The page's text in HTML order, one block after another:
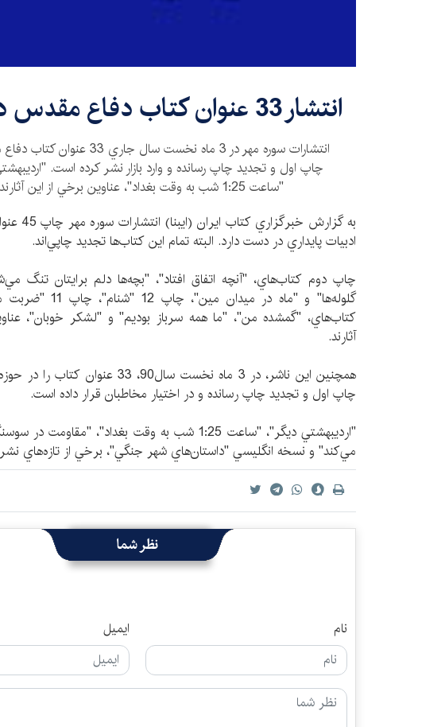
انتشار 33 عنوان كتاب دفاع مقدس در 3 ماه
انتشارات سوره مهر در 3 ماه نخست سال
چاپ اول و تجديد چاپ رسانده و وارد بازار نشر كرده است.
"ساعت 1:25 شب به وقت بغداد"، عناوين برخي از اين آثارند./
به گزارش
ادبيات پايداري در دست دارد. البته تمام اين كتاب‌ها تجديد چاپي‌اند.
چاپ دوم كتاب‌هاي، "آنچه اتفاق افتاد"، "بچه‌ها دلم برايتان تنگ
كتاب‌هاي، "گمشده من"، "ما همه سرباز بوديم" و "لشكر خوبان"،
آثارند.
همچنين اين ناشر، در 3 ماه نخست سال90، 33
چاپ اول و تجديد چاپ رسانده و در اختيار مخاطبان قرار داده است.
"ارديبهشتي ديگر"، "ساعت 1:25 شب به وقت بغداد"،
مي‌كند" و نسخه انگليسي "داستان‌هاي شهر جنگي"، برخي از تازه‌هاي
نظر شما
نام ایمیل